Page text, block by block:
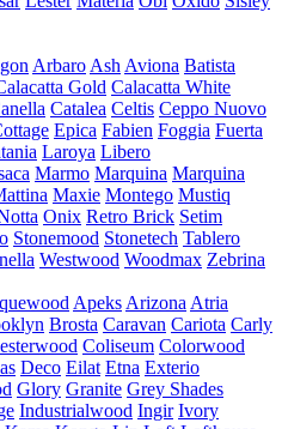
Arbaro Ash Aviona Batista
Gold Calacatta White
Catalea Celtis Ceppo Nuovo
Epica Fabien Foggia Fuerta
Laroya Libero
Marmo Marquina Marquina
Maxie Montego Mustiq
Onix Retro Brick Setim
Stonemood Stonetech Tablero
Westwood Woodmax Zebrina
Apeks Arizona Atria
Brosta Caravan Cariota Carly
Coliseum Colorwood
Deco Eilat Etna Exterio
Glory Granite Grey Shades
Industrialwood Ingir Ivory